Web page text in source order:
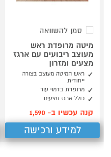
סמן להשוואה
מיטה מרופדת ראש
מעוצב ריבועים עם ארגז
מצעים ומזרון
ראש המיטה מעוצב בצורה
ייחודית
מרופדת בדמוי עור
כולל ארגז מצעים
קנה עכשיו ב- 1,590
למידע ורכישה